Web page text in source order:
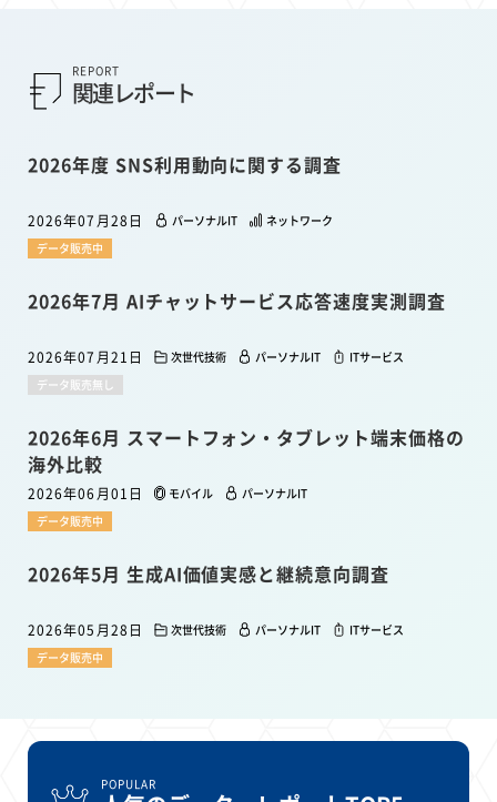
REPORT
関連レポート
2026年度 SNS利用動向に関する調査
2026年07月28日 パーソナルIT
ネットワーク
データ販売中
2026年7月 AIチャットサービス応答速度実測調査
2026年07月21日 次世代技術 パーソナルIT
ITサービス
データ販売無し
2026年6月 スマートフォン・タブレット端末価格の
海外比較
2026年06月01日 モバイル
パーソナルIT
データ販売中
2026年5月 生成AI価値実感と継続意向調査
2026年05月28日 次世代技術 パーソナルIT
ITサービス
データ販売中
POPULAR